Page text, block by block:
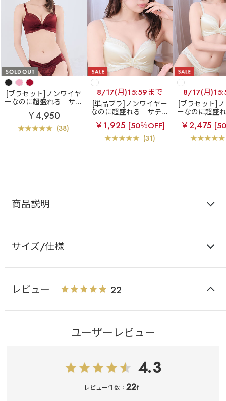
[ブラセット]ノンワイヤ
ーなのに超盛れる
サテ
ンリボン ノンワイヤー
超盛ブラ(R) ブラジャー&
ショーツ
￥4,950
(38)
8/17(月)15:59まで
[単品ブラ]ノンワイヤー
なのに超盛れる
サテン
リボン ノンワイヤー 超
盛ブラ(R) 単品ブラジャ
ー
￥1,925 [50％OFF]
(31)
8/17(月
[ブラセット]
ーなのに超盛
ンリボン ノ
超盛ブラ(R)
ショー
￥2,475
商品説明
サイズ/仕様
レビュー 22
ユーザーレビュー
4.3
レビュー件数： 22件